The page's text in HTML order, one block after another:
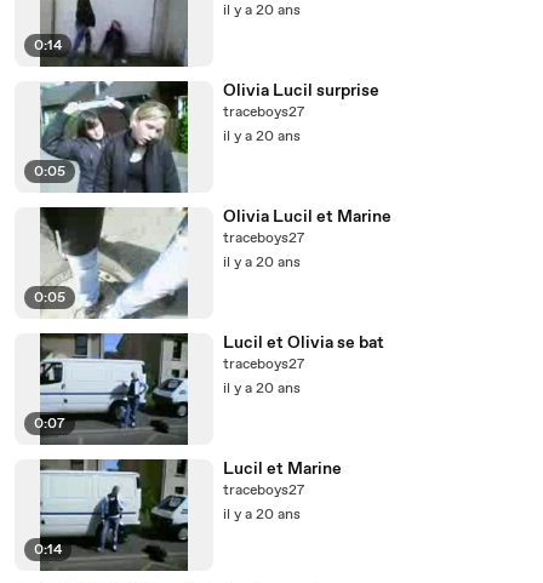
0:14
il y a 20 ans
0:05
Olivia Lucil surprise
traceboys27
il y a 20 ans
0:05
Olivia Lucil et Marine
traceboys27
il y a 20 ans
0:07
Lucil et Olivia se bat
traceboys27
il y a 20 ans
0:14
Lucil et Marine
traceboys27
il y a 20 ans